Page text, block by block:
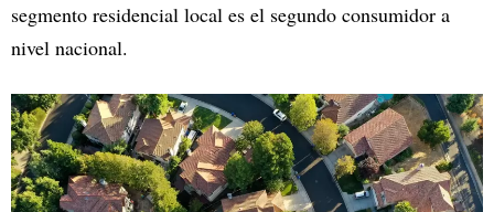
segmento residencial local es el segundo consumidor a
nivel nacional.